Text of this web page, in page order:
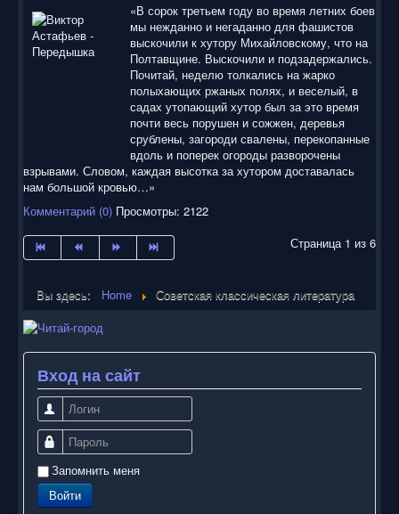
«В сорок третьем году во время летних боев
мы нежданно и негаданно для фашистов
выскочили к хутору Михайловскому, что на
Полтавщине. Выскочили и подзадержались.
Почитай, неделю толкались на жарко
полыхающих ржаных полях, и веселый, в
садах утопающий хутор был за это время
почти весь порушен и сожжен, деревья
срублены, загороди свалены, перекопанные
вдоль и поперек огороды разворочены
взрывами. Словом, каждая высотка за хутором доставалась
нам большой кровью…»
Комментарий (0) Просмотры: 2122
Страница 1 из 6
Вы здесь: Home Советская классическая литература
Вход на сайт
Логин
Пароль
Запомнить меня
Войти